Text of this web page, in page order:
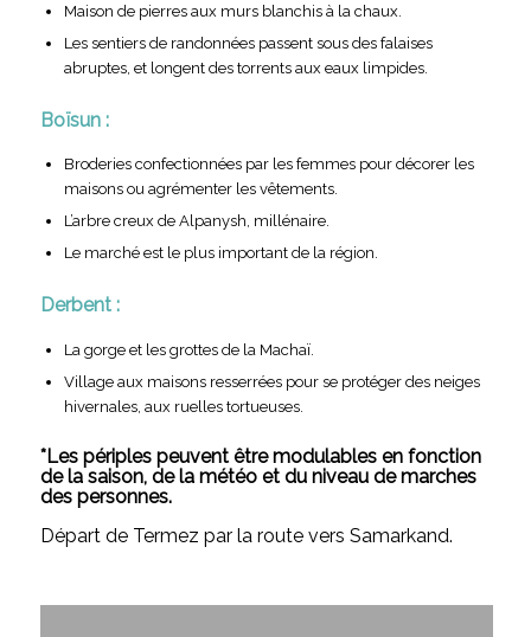
Maison de pierres aux murs blanchis à la chaux.
Les sentiers de randonnées passent sous des falaises
abruptes, et longent des torrents aux eaux limpides.
Boïsun :
Broderies confectionnées par les femmes pour décorer les
maisons ou agrémenter les vêtements.
L’arbre creux de Alpanysh, millénaire.
Le marché est le plus important de la région.
Derbent :
La gorge et les grottes de la Machaï.
Village aux maisons resserrées pour se protéger des neiges
hivernales, aux ruelles tortueuses.
*Les périples peuvent être modulables en fonction
de la saison, de la météo et du niveau de marches
des personnes.
Départ de Termez par la route vers Samarkand.